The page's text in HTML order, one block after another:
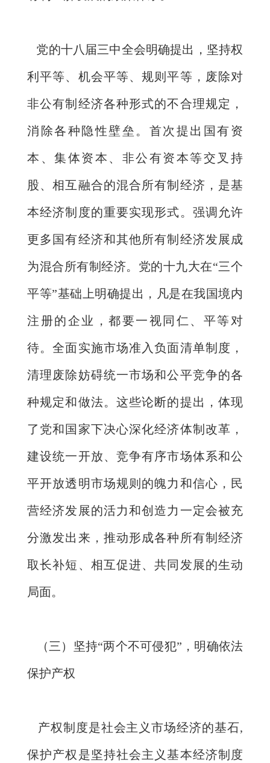
党的十八届三中全会明确提出，坚持权
利平等、机会平等、规则平等，废除对
非公有制经济各种形式的不合理规定，
消除各种隐性壁垒。首次提出国有资
本、集体资本、非公有资本等交叉持
股、相互融合的混合所有制经济，是基
本经济制度的重要实现形式。强调允许
更多国有经济和其他所有制经济发展成
为混合所有制经济。党的十九大在“三个
平等”基础上明确提出，凡是在我国境内
注册的企业，都要一视同仁、平等对
待。全面实施市场准入负面清单制度，
清理废除妨碍统一市场和公平竞争的各
种规定和做法。这些论断的提出，体现
了党和国家下决心深化经济体制改革，
建设统一开放、竞争有序市场体系和公
平开放透明市场规则的魄力和信心，民
营经济发展的活力和创造力一定会被充
分激发出来，推动形成各种所有制经济
取长补短、相互促进、共同发展的生动
局面。
（三）坚持“两个不可侵犯”，明确依法
保护产权
产权制度是社会主义市场经济的基石,
保护产权是坚持社会主义基本经济制度